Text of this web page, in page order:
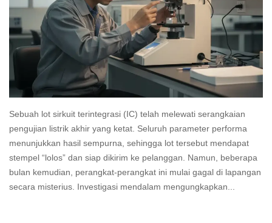
Sebuah lot sirkuit terintegrasi (IC) telah melewati serangkaian
pengujian listrik akhir yang ketat. Seluruh parameter performa
menunjukkan hasil sempurna, sehingga lot tersebut mendapat
stempel “lolos” dan siap dikirim ke pelanggan. Namun, beberapa
bulan kemudian, perangkat-perangkat ini mulai gagal di lapangan
secara misterius. Investigasi mendalam mengungkapkan...